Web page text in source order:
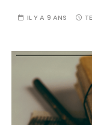
IL Y A 9 ANS